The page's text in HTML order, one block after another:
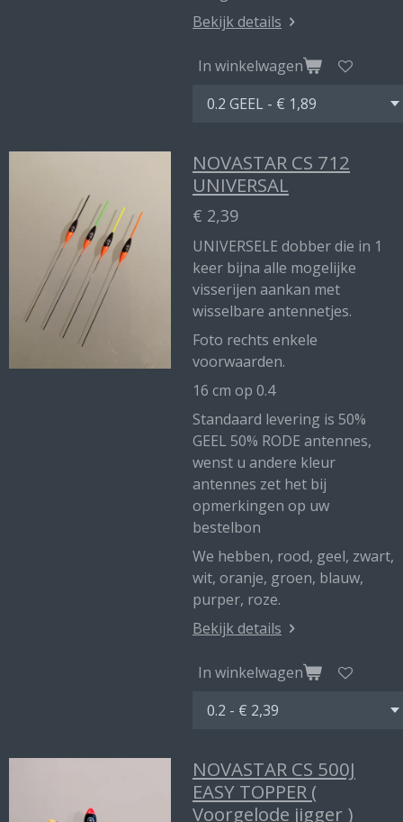
Bekijk details
In winkelwagen
NOVASTAR CS 712
UNIVERSAL
€ 2,39
UNIVERSELE dobber die in 1
keer bijna alle mogelijke
visserijen aankan met
wisselbare antennetjes.
Foto rechts enkele
voorwaarden.
16 cm op 0.4
Standaard levering is 50%
GEEL 50% RODE antennes,
wenst u andere kleur
antennes zet het bij
opmerkingen op uw
bestelbon
We hebben, rood, geel, zwart,
wit, oranje, groen, blauw,
purper, roze.
Bekijk details
In winkelwagen
NOVASTAR CS 500J
EASY TOPPER (
Voorgelode jigger )